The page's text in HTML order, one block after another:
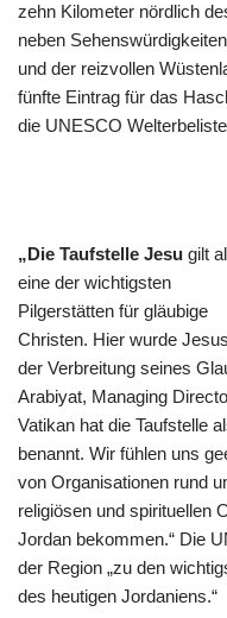
zehn Kilometer nördlich
neben
und der reizvollen
fünfte Eintrag für das
die UNESCO
„Die Taufstelle Jesu gilt
eine der wichtigsten
Pilgerstätten für gläubige
Christen. Hier wurde
der Verbreitung seines
Arabiyat, Managing
Vatikan hat die Taufstelle
benannt. Wir fühlen uns
von Organisationen rund
religiösen und spirituellen
Jordan bekommen.“ Die
der Region „zu den
des heutigen Jordaniens.“